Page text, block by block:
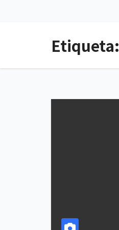
Etiqueta: